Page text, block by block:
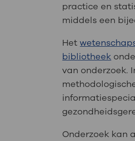
practice en
middels een
Het
bibliotheek
van onderzoek.
Onderzoek kan